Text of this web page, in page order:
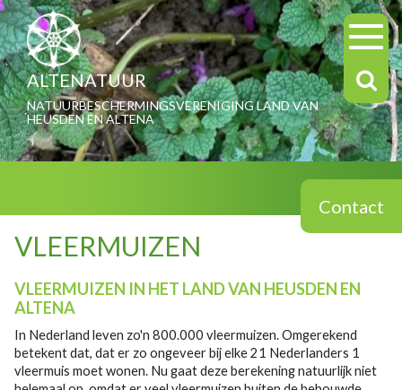
ALTENATUUR
NATUURBESCHERMINGSVERENIGING LAND VAN
HEUSDEN EN ALTENA
Contact
VLEERMUIZEN
VLEERMUIZEN IN HET LAND VAN HEUSDEN EN
ALTENA
In Nederland leven zo'n 800.000 vleermuizen. Omgerekend
betekent dat, dat er zo ongeveer bij elke 21 Nederlanders 1
vleermuis moet wonen. Nu gaat deze berekening natuurlijk niet